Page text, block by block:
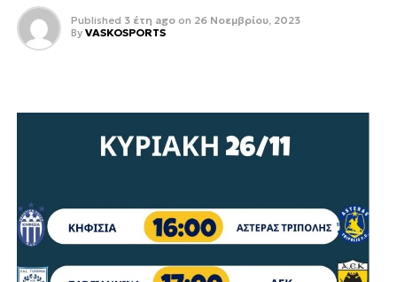
Published 3 έτη ago on 26 Νοεμβρίου, 2023
By VASKOSPORTS